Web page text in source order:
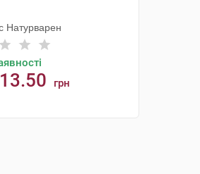
Натурварен
грн